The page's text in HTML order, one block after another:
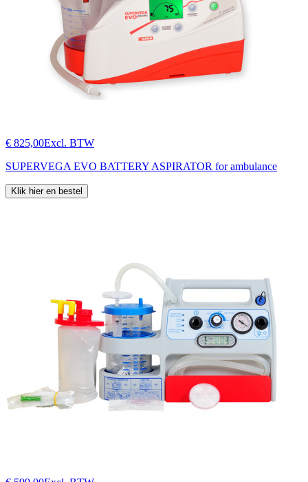
€ 825,00Excl. BTW
SUPERVEGA EVO BATTERY ASPIRATOR for ambulance
Klik hier en bestel